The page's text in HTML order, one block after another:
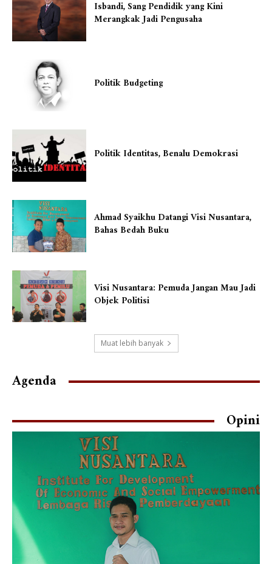
Isbandi, Sang Pendidik yang Kini
Merangkak Jadi Pengusaha
Politik Budgeting
Politik Identitas, Benalu Demokrasi
Ahmad Syaikhu Datangi Visi Nusantara,
Bahas Bedah Buku
Visi Nusantara: Pemuda Jangan Mau Jadi
Objek Politisi
Muat lebih banyak
Agenda
Opini